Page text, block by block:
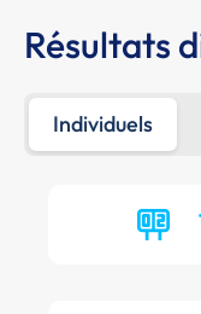
Résultats
Individuels